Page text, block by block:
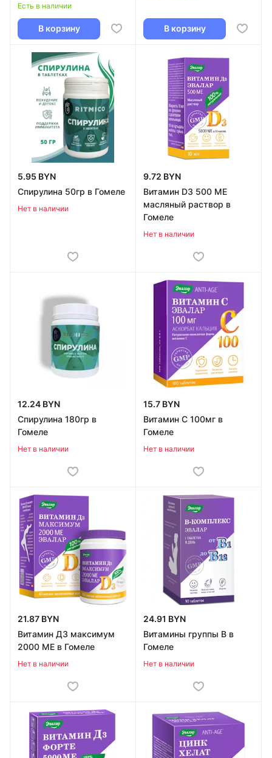
Есть в наличии
В корзину В корзину
5.95 BYN
Спирулина 50гр в Гомеле
Нет в наличии
9.72 BYN
Витамин D3 500 МЕ
масляный раствор в
Гомеле
Нет в наличии
12.24 BYN
Спирулина 180гр в
Гомеле
Нет в наличии
15.7 BYN
Витамин C 100мг в
Гомеле
Нет в наличии
21.87 BYN
Витамин Д3 максимум
2000 МЕ в Гомеле
Нет в наличии
24.91 BYN
Витамины группы В в
Гомеле
Нет в наличии